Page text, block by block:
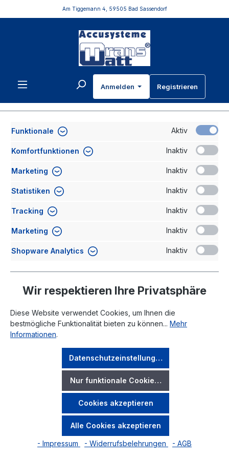
Am Tiggemann 4, 59505 Bad Sassendorf
Anmelden Registrieren
Rechtliches
* Alle Preise exkl. gesetzl. Mehrwertsteuer zzgl.
Versandkostenund ggf. Nachnahmegebühren, wenn nicht
anders angegeben.
Copyright @ Accusysteme Transwatt GmbH
Funktionale Aktiv
Komfortfunktionen Inaktiv
Marketing Inaktiv
Statistiken Inaktiv
Tracking Inaktiv
Marketing Inaktiv
Shopware Analytics Inaktiv
Wir respektieren Ihre Privatsphäre
Diese Website verwendet Cookies, um Ihnen die
bestmögliche Funktionalität bieten zu können... Mehr
Informationen.
Datenschutzeinstellungen
Nur funktionale Cookies akzeptieren
Cookies akzeptieren
Alle Cookies akzeptieren
- Impressum - Widerrufsbelehrungen - AGB